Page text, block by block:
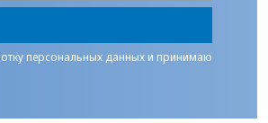
персональных данных и принимаю